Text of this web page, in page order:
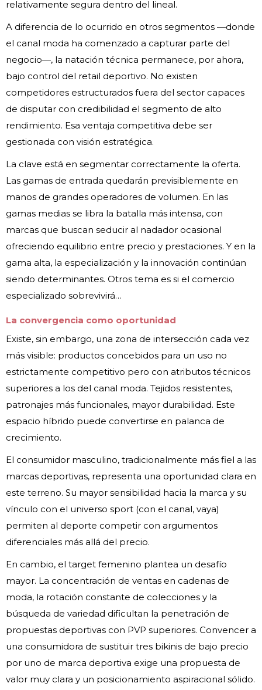
relativamente segura dentro del lineal.
A diferencia de lo ocurrido en otros segmentos —donde
el canal moda ha comenzado a capturar parte del
negocio—, la natación técnica permanece, por ahora,
bajo control del retail deportivo. No existen
competidores estructurados fuera del sector capaces
de disputar con credibilidad el segmento de alto
rendimiento. Esa ventaja competitiva debe ser
gestionada con visión estratégica.
La clave está en segmentar correctamente la oferta.
Las gamas de entrada quedarán previsiblemente en
manos de grandes operadores de volumen. En las
gamas medias se libra la batalla más intensa, con
marcas que buscan seducir al nadador ocasional
ofreciendo equilibrio entre precio y prestaciones. Y en la
gama alta, la especialización y la innovación continúan
siendo determinantes. Otros tema es si el comercio
especializado sobrevivirá…
La convergencia como oportunidad
Existe, sin embargo, una zona de intersección cada vez
más visible: productos concebidos para un uso no
estrictamente competitivo pero con atributos técnicos
superiores a los del canal moda. Tejidos resistentes,
patronajes más funcionales, mayor durabilidad. Este
espacio híbrido puede convertirse en palanca de
crecimiento.
El consumidor masculino, tradicionalmente más fiel a las
marcas deportivas, representa una oportunidad clara en
este terreno. Su mayor sensibilidad hacia la marca y su
vínculo con el universo sport (con el canal, vaya)
permiten al deporte competir con argumentos
diferenciales más allá del precio.
En cambio, el target femenino plantea un desafío
mayor. La concentración de ventas en cadenas de
moda, la rotación constante de colecciones y la
búsqueda de variedad dificultan la penetración de
propuestas deportivas con PVP superiores. Convencer a
una consumidora de sustituir tres bikinis de bajo precio
por uno de marca deportiva exige una propuesta de
valor muy clara y un posicionamiento aspiracional sólido.